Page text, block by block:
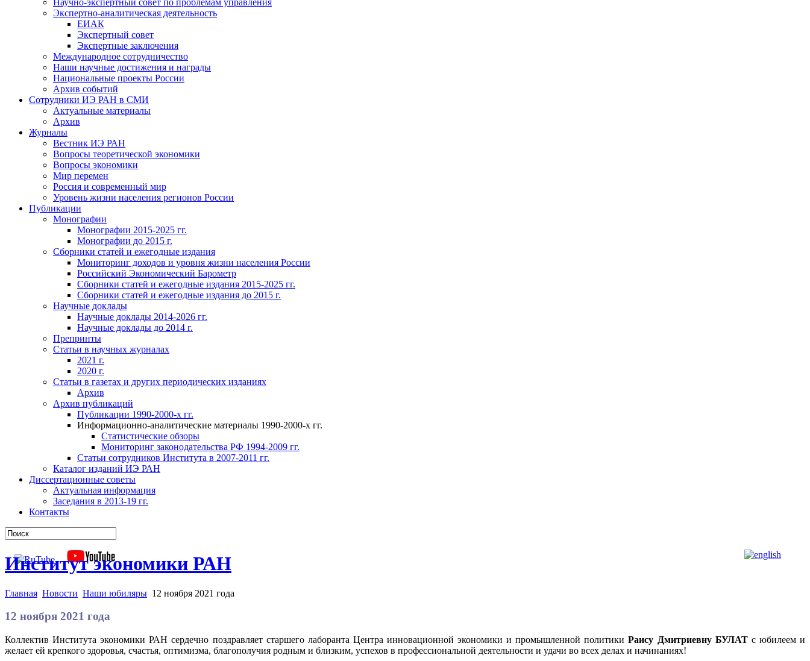
Экспертно-аналитическая деятельность
ЕИАК
Экспертный совет
Экспертные заключения
Международное сотрудничество
Наши научные достижения и награды
Национальные проекты России
Архив событий
Сотрудники ИЭ РАН в СМИ
Актуальные материалы
Архив
Журналы
Вестник ИЭ РАН
Вопросы теоретической экономики
Вопросы экономики
Мир перемен
Россия и современный мир
Уровень жизни населения регионов России
Публикации
Монографии
Монографии 2015-2025 гг.
Монографии до 2015 г.
Сборники статей и ежегодные издания
Мониторинг доходов и уровня жизни населения России
Российский Экономический Барометр
Сборники статей и ежегодные издания 2015-2025 гг.
Сборники статей и ежегодные издания до 2015 г.
Научные доклады
Научные доклады 2014-2026 гг.
Научные доклады до 2014 г.
Препринты
Статьи в научных журналах
2021 г.
2020 г.
Статьи в газетах и других периодических изданиях
Архив
Архив публикаций
Публикации 1990-2000-х гг.
Информационно-аналитические материалы 1990-2000-х гг.
Статистические обзоры
Мониторинг законодательства РФ 1994-2009 гг.
Статьи сотрудников Института в 2007-2011 гг.
Каталог изданий ИЭ РАН
Диссертационные советы
Актуальная информация
Заседания в 2013-19 гг.
Контакты
Институт экономики РАН
Главная Новости Наши юбиляры 12 ноября 2021 года
12 ноября 2021 года
Коллектив Института экономики РАН сердечно поздравляет старшего лаборанта Центра инновационной экономики и промышленной политикиРаису Дмитриевну БУЛАТс юбилеем и
желает ей крепкого здоровья, счастья, оптимизма, благополучия родным и близким, успехов в профессиональной деятельности и удачи во всех делах и начинаниях!